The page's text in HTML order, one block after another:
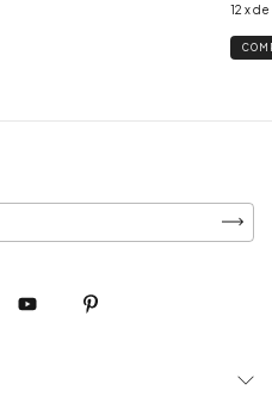
12 x de